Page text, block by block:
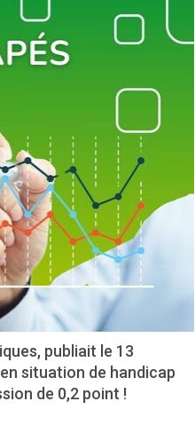
publiait le 13
situation de handicap
de 0,2 point !